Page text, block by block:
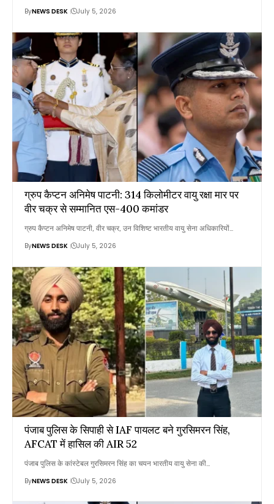
ByNEWS DESK July 5, 2026
ग्रुप कैप्टन अनिमेष पाटनी: 314 किलोमीटर वायु रक्षा मार पर
वीर चक्र से सम्मानित एस-400 कमांडर
ग्रुप कैप्टन अनिमेष पाटनी, वीर चक्र, उन विशिष्ट भारतीय वायु सेना अधिकारियों…
ByNEWS DESK July 5, 2026
पंजाब पुलिस के सिपाही से IAF पायलट बने गुरसिमरन सिंह,
AFCAT में हासिल की AIR 52
पंजाब पुलिस के कांस्टेबल गुरसिमरन सिंह का चयन भारतीय वायु सेना की…
ByNEWS DESK July 5, 2026